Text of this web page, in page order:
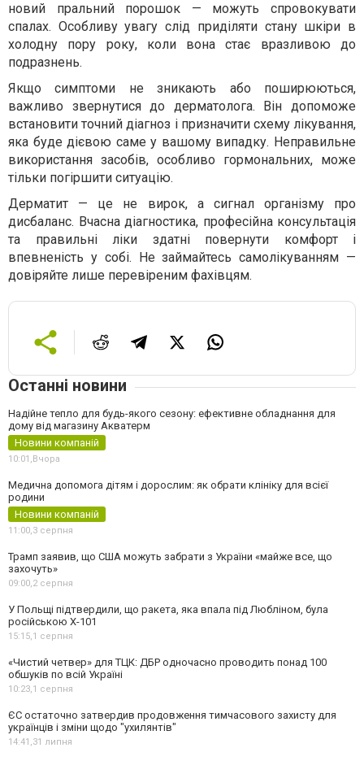
новий пральний порошок — можуть спровокувати
спалах. Особливу увагу слід приділяти стану шкіри в
холодну пору року, коли вона стає вразливою до
подразнень.
Якщо симптоми не зникають або поширюються,
важливо звернутися до дерматолога. Він допоможе
встановити точний діагноз і призначити схему лікування,
яка буде дієвою саме у вашому випадку. Неправильне
використання засобів, особливо гормональних, може
тільки погіршити ситуацію.
Дерматит — це не вирок, а сигнал організму про
дисбаланс. Вчасна діагностика, професійна консультація
та правильні ліки здатні повернути комфорт і
впевненість у собі. Не займайтесь самолікуванням —
довіряйте лише перевіреним фахівцям.
Останні новини
Надійне тепло для будь-якого сезону: ефективне обладнання для
дому від магазину Акватерм
Новини компаній
10:01, Вчора
Медична допомога дітям і дорослим: як обрати клініку для всієї
родини
Новини компаній
11:00,3 серпня
Трамп заявив, що США можуть забрати з України «майже все, що
захочуть»
09:00,2 серпня
У Польщі підтвердили, що ракета, яка впала під Любліном, була
російською Х-101
15:15,1 серпня
«Чистий четвер» для ТЦК: ДБР одночасно проводить понад 100
обшуків по всій Україні
10:23,1 серпня
ЄС остаточно затвердив продовження тимчасового захисту для
українців і зміни щодо "ухилянтів"
14:41,31 липня